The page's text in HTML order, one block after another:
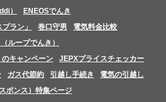
）
ENEOSでんき
ラン」
巻口守男
電気料金比較
ループでんき）
キャンペーン
JEPXプライスチェッカー
ガス代節約 引越し手続き
電気の引越し
ポンス）特集ページ